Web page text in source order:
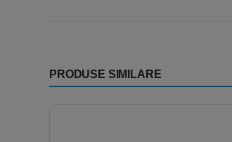
PRODUSE SIMILARE